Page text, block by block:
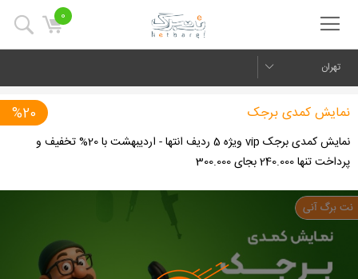
0
تهران
%20 نمایش کمدی برجک
نمایش کمدی برجک vip ویژه 5 ردیف انتها - اردیبهشت با 20% تخفیف و
پرداخت تنها 240.000 بجای 300.000